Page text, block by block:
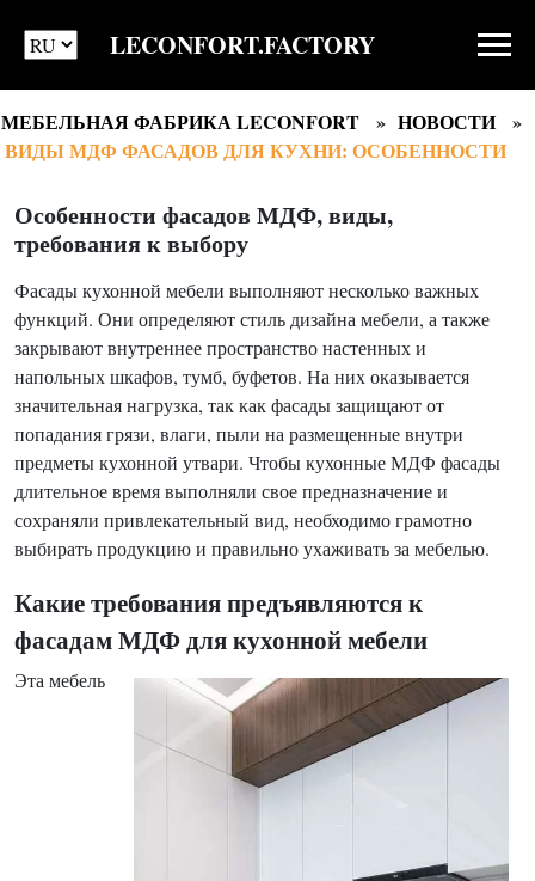
LECONFORT.FACTORY
МЕБЕЛЬНАЯ ФАБРИКА LECONFORT
НОВОСТИ
ВИДЫ МДФ ФАСАДОВ ДЛЯ КУХНИ: ОСОБЕННОСТИ
Особенности фасадов МДФ, виды,
требования к выбору
Фасады кухонной мебели выполняют несколько важных
функций. Они определяют стиль дизайна мебели, а также
закрывают внутреннее пространство настенных и
напольных шкафов, тумб, буфетов. На них оказывается
значительная нагрузка, так как фасады защищают от
попадания грязи, влаги, пыли на размещенные внутри
предметы кухонной утвари. Чтобы кухонные МДФ фасады
длительное время выполняли свое предназначение и
сохраняли привлекательный вид, необходимо грамотно
выбирать продукцию и правильно ухаживать за мебелью.
Какие требования предъявляются к
фасадам МДФ для кухонной мебели
Эта мебель